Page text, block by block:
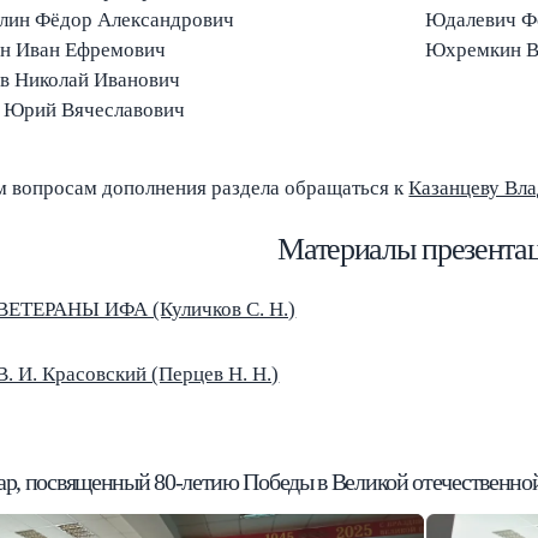
Фёдор Александрович
Иван Ефремович
Николай Иванович
Юрий Вячеславович
Юдалевич
Юхремкин
вопросам дополнения раздела обращаться кКазанцеву
Материалы
ИФА (Куличков С. Н.)
И. Красовский (Перцев Н. Н.)
посвященный 80-летию Победы в Великой